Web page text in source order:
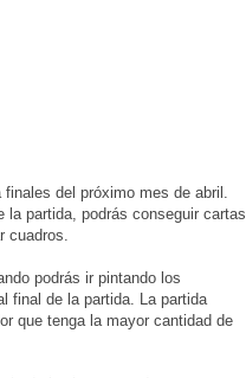
del próximo mes de abril.
partida, podrás conseguir cartas
cuadros.
podrás ir pintando los
final de la partida. La partida
que tenga la mayor cantidad de